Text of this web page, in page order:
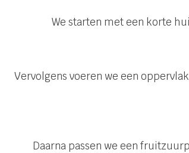
We starten met een korte
Vervolgens voeren we een
Daarna passen we een